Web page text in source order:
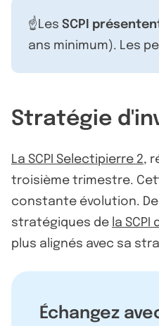
☝️Les SCPI
ans minimum). Les
Stratégie
La SCPI Selectipierre 2,
troisième trimestre.
constante évolution.
stratégiques de la
plus alignés avec sa
Échangez